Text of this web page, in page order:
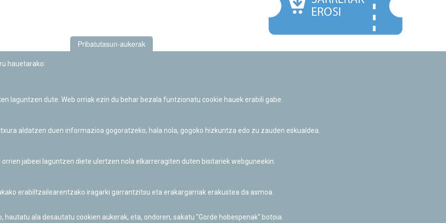
Informazio publikoa eskatzeko baimena
Pribatutasun-aukerak
hauetarako:
laguntzen dute. Web orriak ezin du behar bezala funtzionatu cookie hauek erabili gabe.
aldatzen duen informazioa gogoratzeko, hala nola, gogoko hizkuntza edo zu zauden eskualdea.
jabeei laguntzen diete ulertzen nola elkarreragiten duten bisitariek webguneekin.
erabiltzailearentzako iragarki garrantzitsu eta erakargarriak erakustea da asmoa.
ala desautatu cookien aukerak, eta, ondoren, sakatu "Gorde hobespenak" botoia.